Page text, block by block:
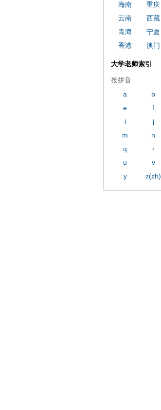
海南
重庆
云南
西藏
青海
宁夏
香港
澳门
大学老师索引
按拼音
a
b
e
f
i
j
m
n
q
r
u
v
y
z(zh)